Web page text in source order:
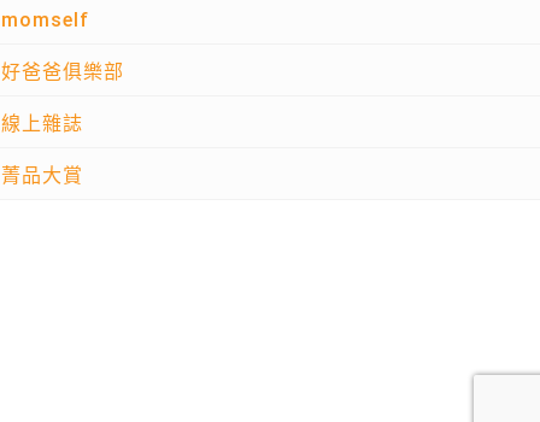
momself
好爸爸俱樂部
線上雜誌
菁品大賞